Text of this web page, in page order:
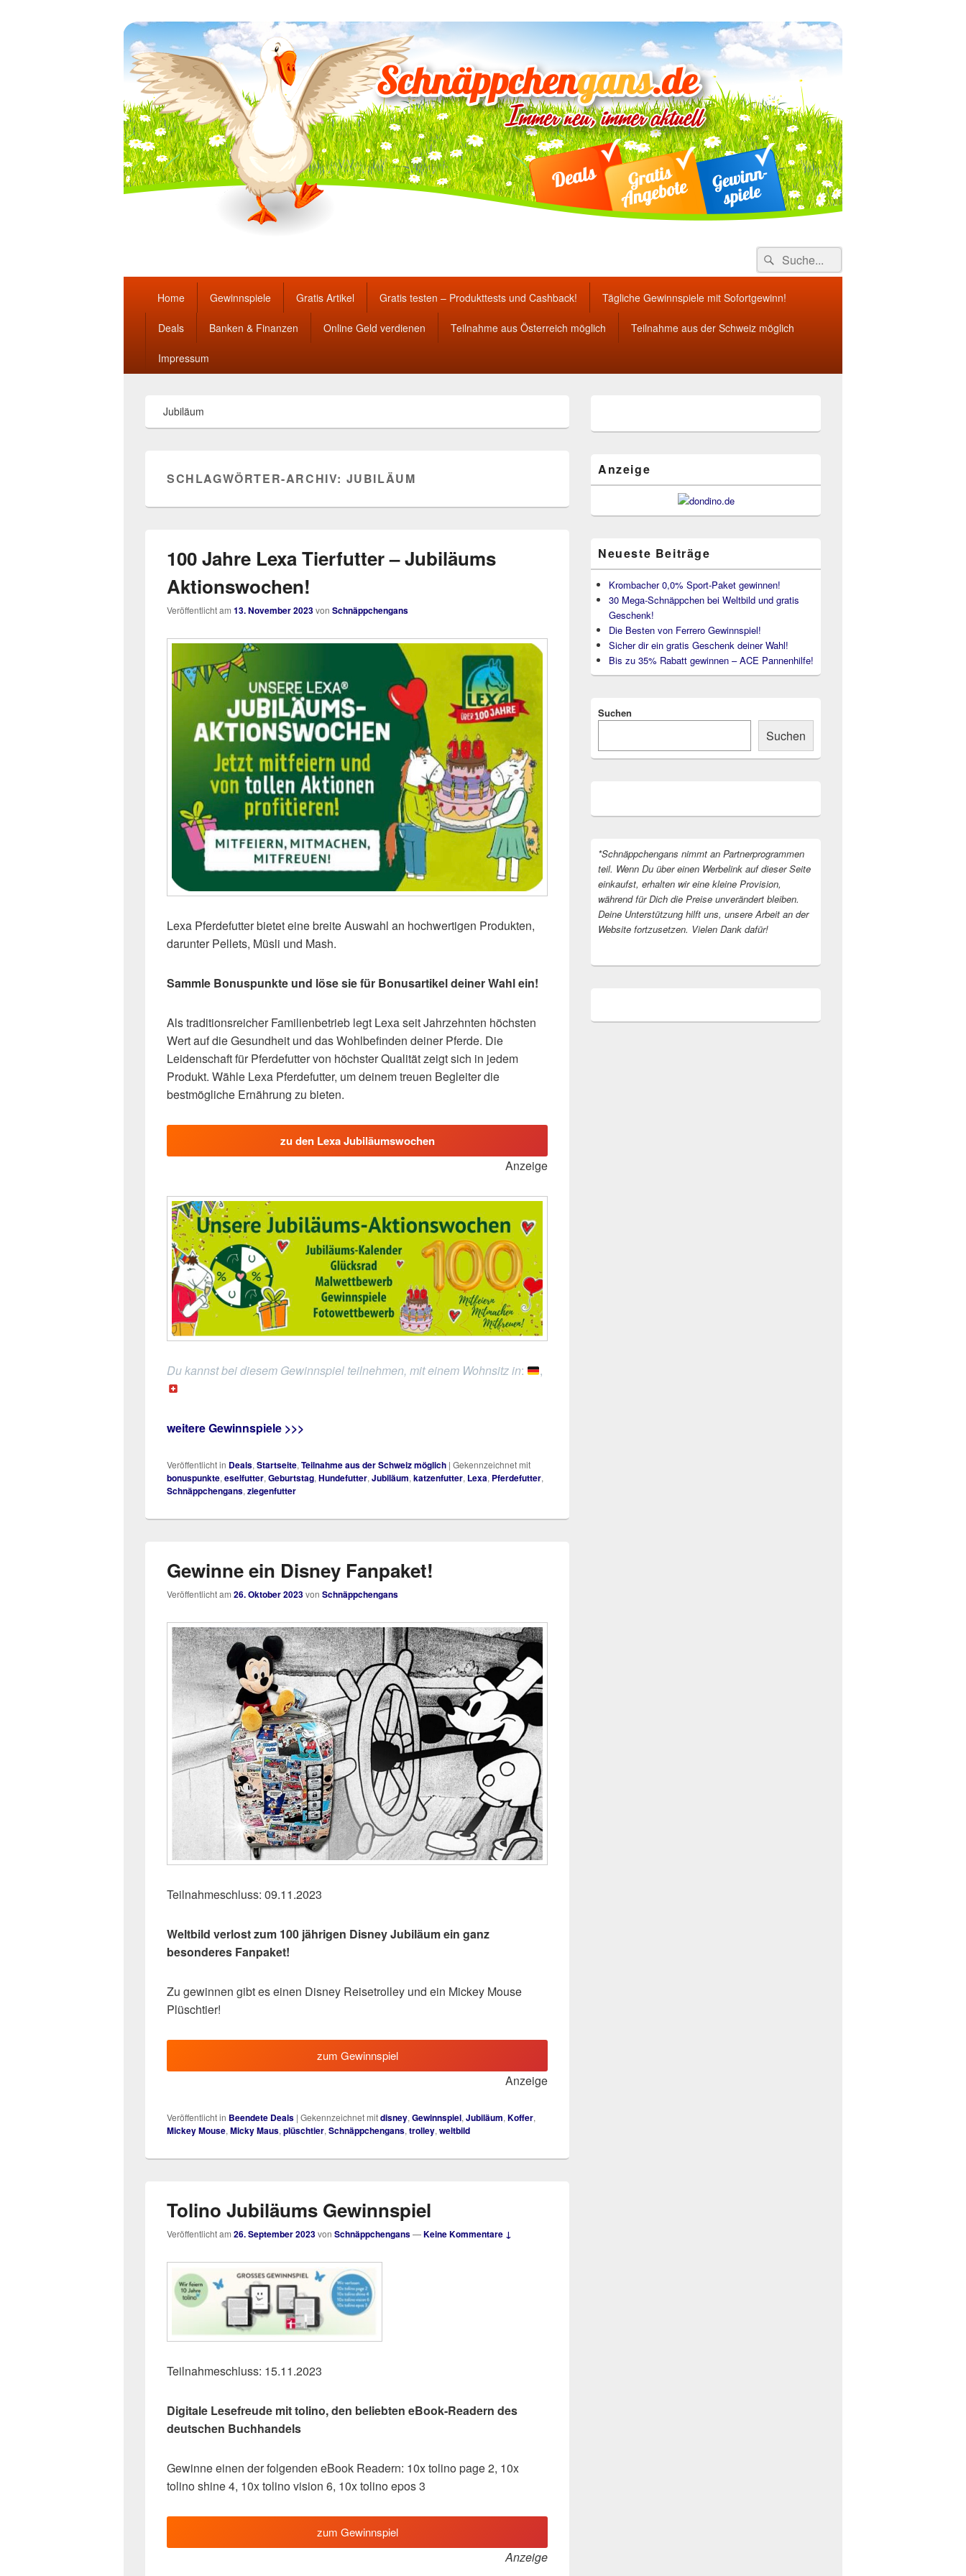
Täglich die besten Gewinnspiele und Angebote
Search
for:
Suche
Home Gewinnspiele Gratis Artikel Gratis testen – Produkttests und Cashback! Tägliche Gewinnspiele mit Sofortgewinn!
Deals Banken & Finanzen Online Geld verdienen Teilnahme aus Österreich möglich Teilnahme aus der Schweiz möglich
Impressum
Jubiläum
SCHLAGWÖRTER-ARCHIV: JUBILÄUM
100 Jahre Lexa Tierfutter – Jubiläums
Aktionswochen!
Veröffentlicht am 13. November 2023von Schnäppchengans
Lexa Pferdefutter bietet eine breite Auswahl an hochwertigen Produkten,
darunter Pellets, Müsli und Mash.
Sammle Bonuspunkte und löse sie für Bonusartikel deiner Wahl ein!
Als traditionsreicher Familienbetrieb legt Lexa seit Jahrzehnten höchsten
Wert auf die Gesundheit und das Wohlbefinden deiner Pferde. Die
Leidenschaft für Pferdefutter von höchster Qualität zeigt sich in jedem
Produkt. Wähle Lexa Pferdefutter, um deinem treuen Begleiter die
bestmögliche Ernährung zu bieten.
zu den Lexa Jubiläumswochen
Anzeige
Du kannst bei diesem Gewinnspiel teilnehmen, mit einem Wohnsitz in: ,
weitere Gewinnspiele >>>
Veröffentlicht in Deals, Startseite, Teilnahme aus der Schweiz möglich | Gekennzeichnet mit
bonuspunkte, eselfutter, Geburtstag, Hundefutter, Jubiläum, katzenfutter, Lexa, Pferdefutter,
Schnäppchengans, ziegenfutter
Gewinne ein Disney Fanpaket!
Veröffentlicht am 26. Oktober 2023von Schnäppchengans
Teilnahmeschluss: 09.11.2023
Weltbild verlost zum 100 jährigen Disney Jubiläum ein ganz
besonderes Fanpaket!
Zu gewinnen gibt es einen Disney Reisetrolley und ein Mickey Mouse
Plüschtier!
zum Gewinnspiel
Anzeige
Veröffentlicht in Beendete Deals | Gekennzeichnet mitdisney,Gewinnspiel,Jubiläum,Koffer,
Mickey Mouse,Micky Maus,plüschtier,Schnäppchengans,trolley,weltbild
Tolino Jubiläums Gewinnspiel
Veröffentlicht am 26. September 2023von Schnäppchengans—Keine Kommentare ↓
Teilnahmeschluss: 15.11.2023
Digitale Lesefreude mit tolino, den beliebten eBook-Readern des
deutschen Buchhandels
Gewinne einen der folgenden eBook Readern: 10x tolino page 2, 10x
tolino shine 4, 10x tolino vision 6, 10x tolino epos 3
zum Gewinnspiel
Anzeige
Widget-
Anzeige
Neueste Beiträge
Krombacher 0,0% Sport-Paket gewinnen!
30 Mega-Schnäppchen bei Weltbild und gratis
Geschenk!
Die Besten von Ferrero Gewinnspiel!
Sicher dir ein gratis Geschenk deiner Wahl!
Bis zu 35% Rabatt gewinnen – ACE Pannenhilfe!
Suchen
Suchen
*Schnäppchengans nimmt an Partnerprogrammen
teil. Wenn Du über einen Werbelink auf dieser Seite
einkaufst, erhalten wir eine kleine Provision,
während für Dich die Preise unverändert bleiben.
Deine Unterstützung hilft uns, unsere Arbeit an der
Website fortzusetzen. Vielen Dank dafür!